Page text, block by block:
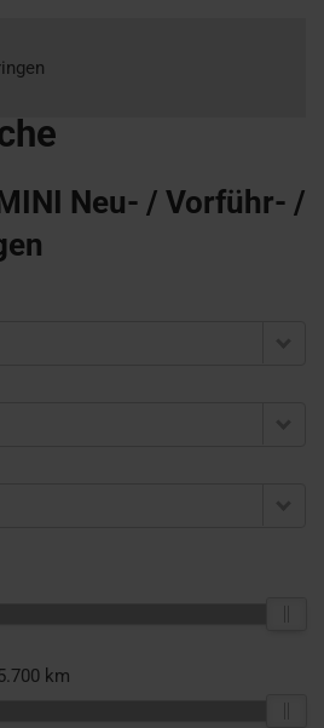
Neu- / Vorführ- /
km